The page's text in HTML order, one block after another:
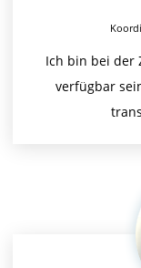
Ich bin bei der
verfügbar